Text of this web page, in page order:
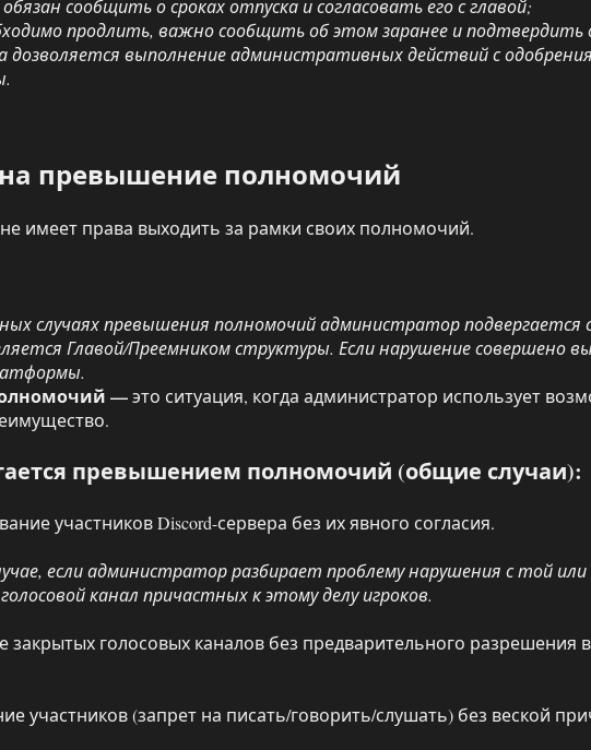
сообщить о сроках отпуска и согласовать его с главой;
продлить, важно сообщить об этом заранее и подтвердить
дозволяется выполнение административных действий с
на превышение полномочий
имеет права выходить за рамки своих полномочий.
случаях превышения полномочий администратор подвергается
Главой/Преемником структуры. Если нарушение совершено
—это ситуация, когда администратор использует
превышением полномочий (общие случаи):
участников Discord-сервера без их явного согласия.
если администратор разбирает проблему нарушения с той
канал причастных к этому делу игроков.
голосовых каналов без предварительного разрешения
участников (запрет на писать/говорить/слушать) без веской